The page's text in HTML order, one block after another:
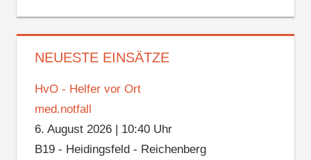
NEUESTE EINSÄTZE
HvO - Helfer vor Ort
med.notfall
6. August 2026| 10:40 Uhr
B19 - Heidingsfeld - Reichenberg